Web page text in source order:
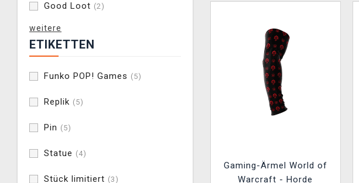
Good Loot (2)
weitere
ETIKETTEN
Funko POP! Games (5)
Replik (5)
Pin (5)
Statue (4)
Stück limitiert (3)
Gaming-Ärmel World of
Warcraft - Horde